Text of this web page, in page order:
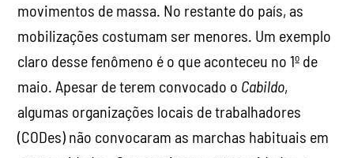
movimentos de massa. No restante do país, as
mobilizações costumam ser menores. Um exemplo
claro desse fenômeno é o que aconteceu no 1º de
maio. Apesar de terem convocado o Cabildo,
algumas organizações locais de trabalhadores
(CODes) não convocaram as marchas habituais em